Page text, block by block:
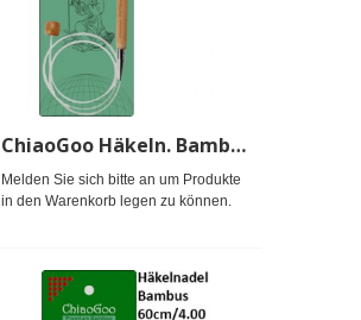
ChiaoGoo Häkeln. Bambus Seillänge 60cm/17.00
Melden Sie sich bitte an um Produkte
in den Warenkorb legen zu können.